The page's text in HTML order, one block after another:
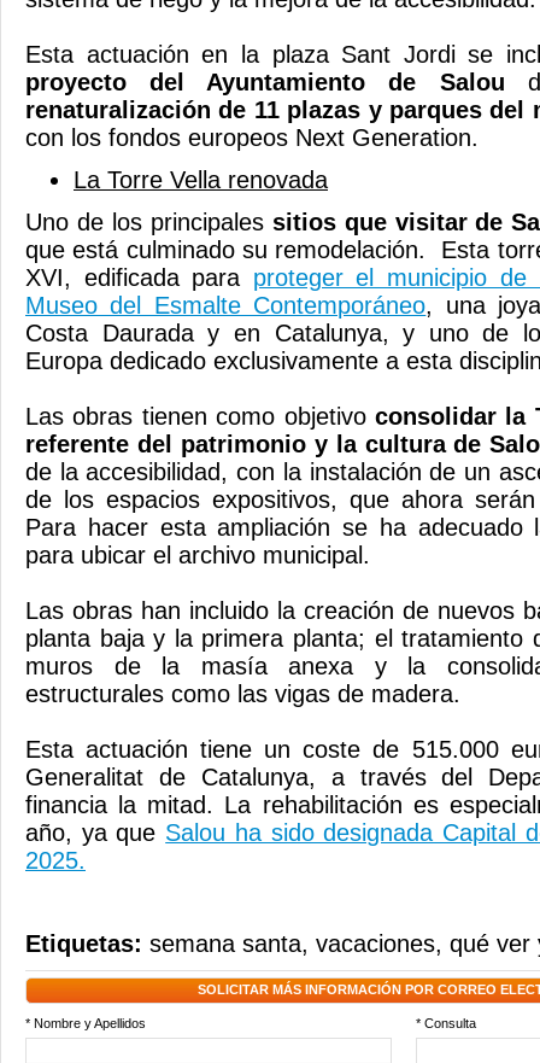
Esta actuación en la plaza Sant Jordi se
proyecto del Ayuntamiento de Salou
renaturalización de 11 plazas y parques del
con los fondos europeos Next Generation.
La Torre Vella renovada
Uno de los principales sitios que visitar de
que está culminado su remodelación. Esta
XVI, edificada para proteger el municipio de
Museo del Esmalte Contemporáneo, una
Costa Daurada y en Catalunya, y uno de
Europa dedicado exclusivamente a esta
Las obras tienen como objetivo consolidar la
referente del patrimonio y la cultura de
de la accesibilidad, con la instalación de un
de los espacios expositivos, que ahora
Para hacer esta ampliación se ha adecuado
para ubicar el archivo municipal.
Las obras han incluido la creación de nuevos
planta baja y la primera planta; el tratamiento
muros de la masía anexa y la
estructurales como las vigas de madera.
Esta actuación tiene un coste de 515.000
Generalitat de Catalunya, a través del
financia la mitad. La rehabilitación es
año, ya que Salou ha sido designada Capital
2025.
Etiquetas: semana santa, vacaciones, qué ver
SOLICITAR MÁS INFORMACIÓN POR CORREO
* Nombre y Apellidos * Consulta